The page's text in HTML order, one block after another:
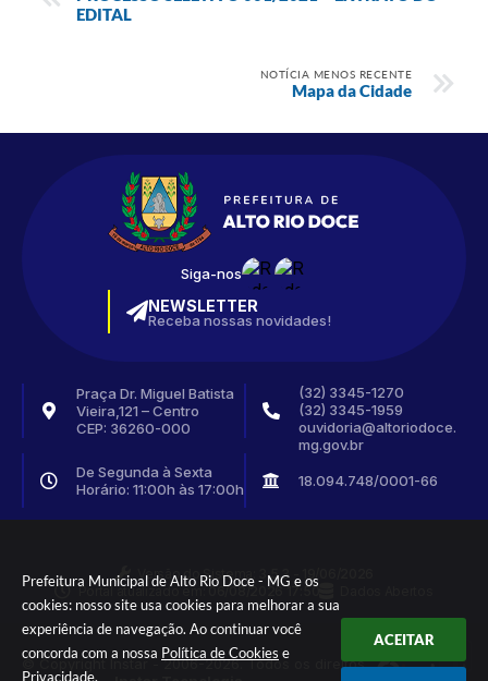
Prefeitura Municipal de Alto Rio Doce - MG e os
cookies: nosso site usa cookies para melhorar a sua
experiência de navegação. Ao continuar você
concorda com a nossa Política de Cookies e
Privacidade.
ACEITAR
EDITAL
NOTÍCIA MENOS RECENTE
Mapa da Cidade
Praça Dr. Miguel Batista
Vieira,121 – Centro
CEP: 36260-000
(32) 3345-1270
(32) 3345-1959
ouvidoria@altoriodoce.
mg.gov.br
De Segunda à Sexta
Horário: 11:00h às 17:00h
18.094.748/0001-66
Siga-nos
NEWSLETTER
Receba nossas novidades!
Versão do Sistema:
3.5.3 - 19/06/2026
Portal atualizado em:06/08/2026 17:50
© Copyright Instar - 2006-2026. Todos os direitos